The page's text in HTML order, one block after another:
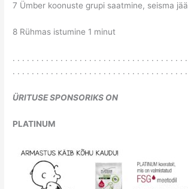
7 Ümber koonuste grupi saatmine, seisma
8 Rühmas istumine 1 minut
. . . . . . . . . . . . . . . . . . . . . . . . . . . . . . . . . . . .
. . . . . . . . . . . . . . . . . . . . . . . . . . . . . . . . . . . . .
ÜRITUSE SPONSORIKS ON
PLATINUM